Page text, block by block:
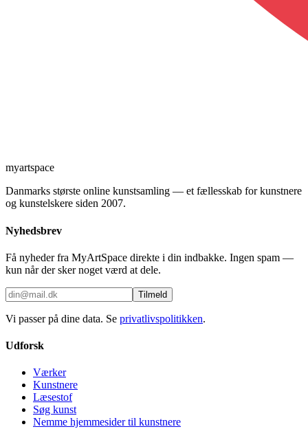
myartspace
Danmarks største online kunstsamling — et fællesskab for kunstnere
og kunstelskere siden 2007.
Nyhedsbrev
Få nyheder fra MyArtSpace direkte i din indbakke. Ingen spam —
kun når der sker noget værd at dele.
Tilmeld
Vi passer på dine data. Se privatlivspolitikken.
Udforsk
Værker
Kunstnere
Læsestof
Søg kunst
Nemme hjemmesider til kunstnere